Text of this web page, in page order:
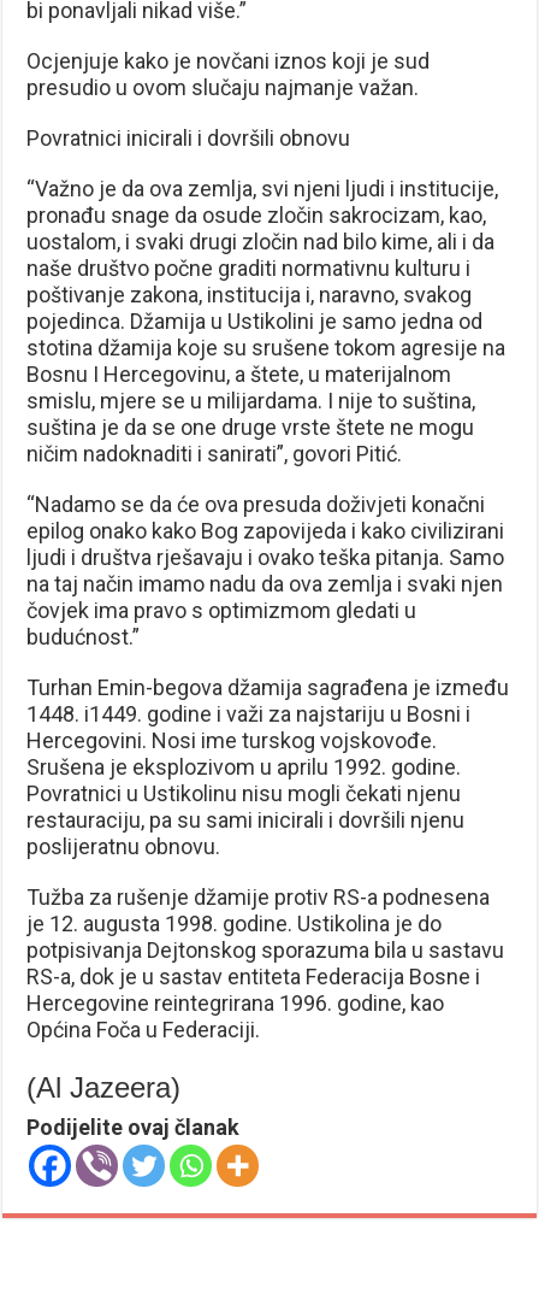
bi ponavljali nikad više.”
Ocjenjuje kako je novčani iznos koji je sud
presudio u ovom slučaju najmanje važan.
Povratnici inicirali i dovršili obnovu
“Važno je da ova zemlja, svi njeni ljudi i institucije,
pronađu snage da osude zločin sakrocizam, kao,
uostalom, i svaki drugi zločin nad bilo kime, ali i da
naše društvo počne graditi normativnu kulturu i
poštivanje zakona, institucija i, naravno, svakog
pojedinca. Džamija u Ustikolini je samo jedna od
stotina džamija koje su srušene tokom agresije na
Bosnu I Hercegovinu, a štete, u materijalnom
smislu, mjere se u milijardama. I nije to suština,
suština je da se one druge vrste štete ne mogu
ničim nadoknaditi i sanirati”, govori Pitić.
“Nadamo se da će ova presuda doživjeti konačni
epilog onako kako Bog zapovijeda i kako civilizirani
ljudi i društva rješavaju i ovako teška pitanja. Samo
na taj način imamo nadu da ova zemlja i svaki njen
čovjek ima pravo s optimizmom gledati u
budućnost.”
Turhan Emin-begova džamija sagrađena je između
1448. i1449. godine i važi za najstariju u Bosni i
Hercegovini. Nosi ime turskog vojskovođe.
Srušena je eksplozivom u aprilu 1992. godine.
Povratnici u Ustikolinu nisu mogli čekati njenu
restauraciju, pa su sami inicirali i dovršili njenu
poslijeratnu obnovu.
Tužba za rušenje džamije protiv RS-a podnesena
je 12. augusta 1998. godine. Ustikolina je do
potpisivanja Dejtonskog sporazuma bila u sastavu
RS-a, dok je u sastav entiteta Federacija Bosne i
Hercegovine reintegrirana 1996. godine, kao
Općina Foča u Federaciji.
(Al Jazeera)
Podijelite ovaj članak